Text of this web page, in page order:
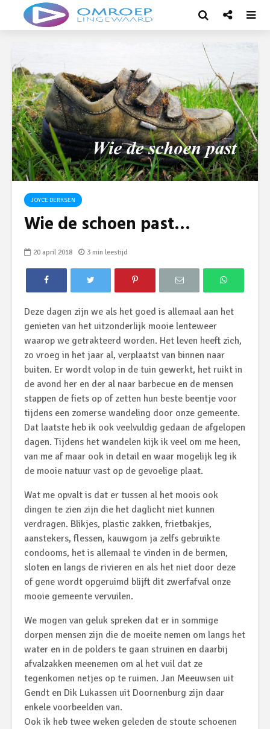
JOYCE DERKSEN
Wie de schoen past…
20 april 2018 3 min leestijd
Deze dagen zijn we als het goed is allemaal aan het
genieten van het uitzonderlijk mooie lenteweer
waarop we getrakteerd worden. Het leven heeft zich,
zo vroeg in het jaar al, verplaatst van binnen naar
buiten. Er wordt volop in de tuin gewerkt, het ruikt in
de avond her en der al naar barbecue en de mensen
stappen de fiets op of zetten hun beste beentje voor
tijdens een zomerse wandeling door onze gemeente.
Dat laatste heb ik ook veelvuldig gedaan de afgelopen
dagen. Tijdens het wandelen kijk ik veel om me heen,
van me af maar ook in detail en waar mogelijk leg ik
de mooie natuur vast op de gevoelige plaat.
Wat me opvalt is dat er tussen al het moois ook
dingen te zien zijn die het daglicht niet kunnen
verdragen. Blikjes, plastic zakken, frietbakjes,
aanstekers, flessen, kauwgom ja zelfs gebruikte
condooms, het is allemaal te vinden in de bermen,
sloten en langs de rivieren en als het niet door deze
of gene wordt opgeruimd blijft dit zwerfafval onze
mooie gemeente vervuilen.
We mogen van geluk spreken dat er in sommige
dorpen mensen zijn die de moeite nemen om langs het
water en in de polders te gaan struinen en daarbij
afvalzakken meenemen om al het vuil dat ze
tegenkomen netjes op te ruimen. Jan Meeuwsen uit
Gendt en Dik Lukassen uit Doornenburg zijn daar
enkele voorbeelden van.
Ook ik heb twee weken geleden de stoute schoenen